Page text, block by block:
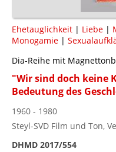
Ehetauglichkeit | Liebe |
Monogamie |
Dia-Reihe mit
"Wir sind doch keine
Bedeutung des
1960 - 1980
Steyl-SVD Film und Ton,
DHMD 2017/554